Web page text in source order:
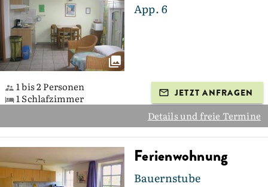
App. 6
1 bis 2 Personen
1 Schlafzimmer
JETZT ANFRAGEN
Details und freie Termine
Ferienwohnung
Bauernstube